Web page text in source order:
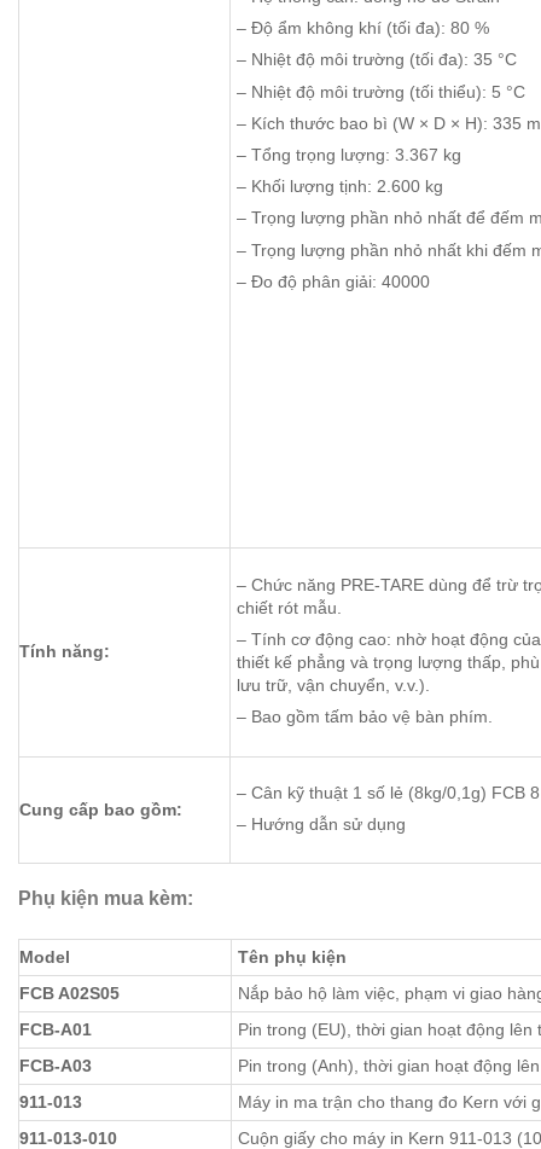
– Độ ẩm không khí (tối đa): 80 %
– Nhiệt độ môi trường (tối đa): 35 °C
– Nhiệt độ môi trường (tối thiểu): 5 °C
– Kích thước bao bì (W × D × H): 335
– Tổng trọng lượng: 3.367 kg
– Khối lượng tịnh: 2.600 kg
– Trọng lượng phần nhỏ nhất để đếm
– Trọng lượng phần nhỏ nhất khi đếm
– Đo độ phân giải: 40000
Tính năng:
– Chức năng PRE-TARE dùng để trừ
chiết rót mẫu.
– Tính cơ động cao: nhờ hoạt động
thiết kế phẳng và trọng lượng thấp,
lưu trữ, vận chuyển, v.v.).
– Bao gồm tấm bảo vệ bàn phím.
Cung cấp bao gồm:
– Cân kỹ thuật 1 số lẻ (8kg/0,1g) FCB
– Hướng dẫn sử dụng
Phụ kiện mua kèm:
Model
Tên phụ kiện
FCB A02S05
Nắp bảo hộ làm việc, phạm vi giao
FCB-A01
Pin trong (EU), thời gian hoạt động
FCB-A03
Pin trong (Anh), thời gian hoạt động
911-013
Máy in ma trận cho thang đo Kern với
911-013-010
Cuộn giấy cho máy in Kern 911-013